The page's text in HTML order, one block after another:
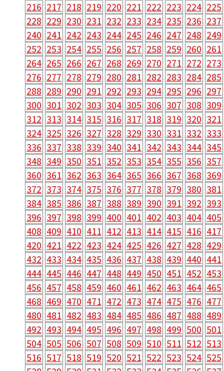
216 217 218 219 220 221 222 223 224 225
228 229 230 231 232 233 234 235 236 237
240 241 242 243 244 245 246 247 248 249
252 253 254 255 256 257 258 259 260 261
264 265 266 267 268 269 270 271 272 273
276 277 278 279 280 281 282 283 284 285
288 289 290 291 292 293 294 295 296 297
300 301 302 303 304 305 306 307 308 309
312 313 314 315 316 317 318 319 320 321
324 325 326 327 328 329 330 331 332 333
336 337 338 339 340 341 342 343 344 345
348 349 350 351 352 353 354 355 356 357
360 361 362 363 364 365 366 367 368 369
372 373 374 375 376 377 378 379 380 381
384 385 386 387 388 389 390 391 392 393
396 397 398 399 400 401 402 403 404 405
408 409 410 411 412 413 414 415 416 417
420 421 422 423 424 425 426 427 428 429
432 433 434 435 436 437 438 439 440 441
444 445 446 447 448 449 450 451 452 453
456 457 458 459 460 461 462 463 464 465
468 469 470 471 472 473 474 475 476 477
480 481 482 483 484 485 486 487 488 489
492 493 494 495 496 497 498 499 500 501
504 505 506 507 508 509 510 511 512 513
516 517 518 519 520 521 522 523 524 525